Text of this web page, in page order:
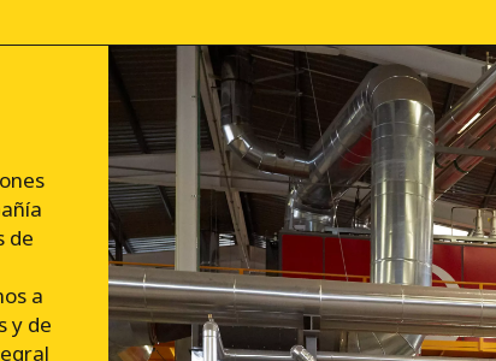
ZELANDA
NORTEAMÉRICA
ÁFRICA Y ORIENTE MEDIO
ÁSIA
de
a
y de